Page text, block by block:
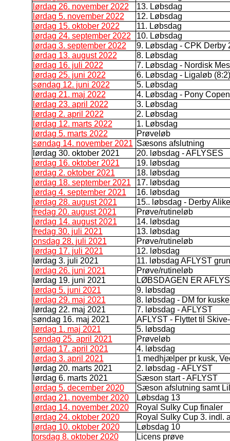
lørdag 26. november 2022
13. Løbsdag
lørdag 5. november 2022
12. Løbsdag
lørdag 15. oktober 2022
11. Løbsdag
lørdag 24. september 2022
10. Løbsdag
lørdag 3. september 2022
9. Løbsdag - CPK Derby
lørdag 13. august 2022
8. Løbsdag
lørdag 16. juli 2022
7. Løbsdag - Nordisk
lørdag 25. juni 2022
6. Løbsdag - Ligaløb
søndag 12. juni 2022
5. Løbsdag
lørdag 21. maj 2022
4. Løbsdag - Pony
lørdag 23. april 2022
3. Løbsdag
lørdag 2. april 2022
2. Løbsdag
lørdag 12. marts 2022
1. Løbsdag
lørdag 5. marts 2022
Prøveløb
søndag 14. november 2021 Sæsons afslutning
lørdag 30. oktober 2021
20. løbsdag - AFLYSES
lørdag 16. oktober 2021
19. løbsdag
lørdag 2. oktober 2021
18. løbsdag
lørdag 18. september 2021
17. løbsdag
lørdag 4. september 2021
16. løbsdag
lørdag 28. august 2021
15.. løbsdag - Derby Alike
fredag 20. august 2021
Prøve/rutineløb
lørdag 14. august 2021
14. løbsdag
fredag 30. juli 2021
13. løbsdag
onsdag 28. juli 2021
Prøve/rutineløb
lørdag 17. juli 2021
12. løbsdag
lørdag 3. juli 2021
11. løbsdag AFLYST
lørdag 26. juni 2021
Prøve/rutineløb
lørdag 19. juni 2021
LØBSDAGEN ER
lørdag 5. juni 2021
9. løbsdag
lørdag 29. maj 2021
8. løbsdag - DM for
lørdag 22. maj 2021
7. løbsdag - AFLYST
søndag 16. maj 2021
AFLYST - Flyttet til
lørdag 1. maj 2021
5. løbsdag
søndag 25. april 2021
Prøveløb
lørdag 17. april 2021
4. løbsdag
lørdag 3. april 2021
1 medhjælper pr kusk,
lørdag 20. marts 2021
2. løbsdag - AFLYST
lørdag 6. marts 2021
Sæson start - AFLYST
lørdag 5. december 2020
Sæson afslutning samt
lørdag 21. november 2020
Løbsdag 13
lørdag 14. november 2020
Royal Sulky Cup finaler
lørdag 24. oktober 2020
Royal Sulky Cup 3. indl.
lørdag 10. oktober 2020
Løbsdag 10
torsdag 8. oktober 2020
Licens prøve